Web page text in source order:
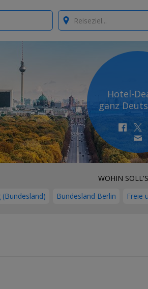
Where?
Hotel-
ganz
WOHIN
Bundesland Berlin Freie